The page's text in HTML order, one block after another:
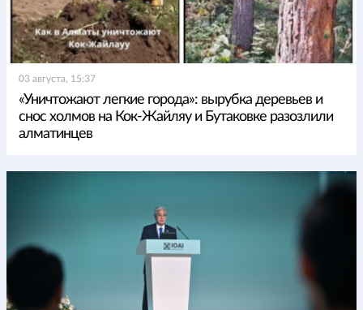
03 августа, 15:37
«Уничтожают легкие города»: вырубка деревьев и
снос холмов на Кок-Жайляу и Бутаковке разозлили
алматинцев